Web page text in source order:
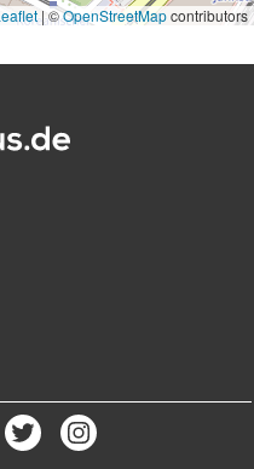
|©OpenStreetMapcontributors